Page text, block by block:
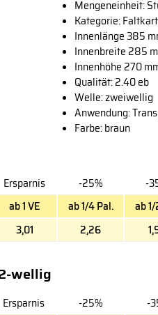
Mengeneinheit:
Kategorie:
Innenlänge 385
Innenbreite 285
Innenhöhe 270
Qualität: 2.40 eb
Welle: zweiwellig
Anwendung:
Farbe: braun
Ersparnis -25% -
ab 1 VE ab 1/4 Pal. ab
3,01 2,26
wellig
Ersparnis -25% -